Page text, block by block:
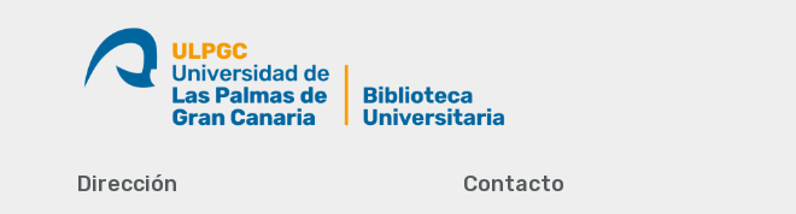
Dirección Contacto